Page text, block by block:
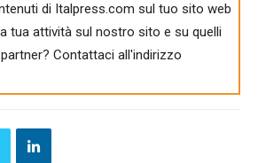
di Italpress.com sul tuo sito web
tua attività sul nostro sito e su quelli
Contattaci all'indirizzo